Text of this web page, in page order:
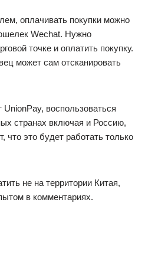
оплачивать покупки можно
Wechat. Нужно
точке и оплатить покупку.
может сам отсканировать
UnionPay, воспользоваться
странах включая и Россию,
что это будет работать только
не на территории Китая,
в комментариях.